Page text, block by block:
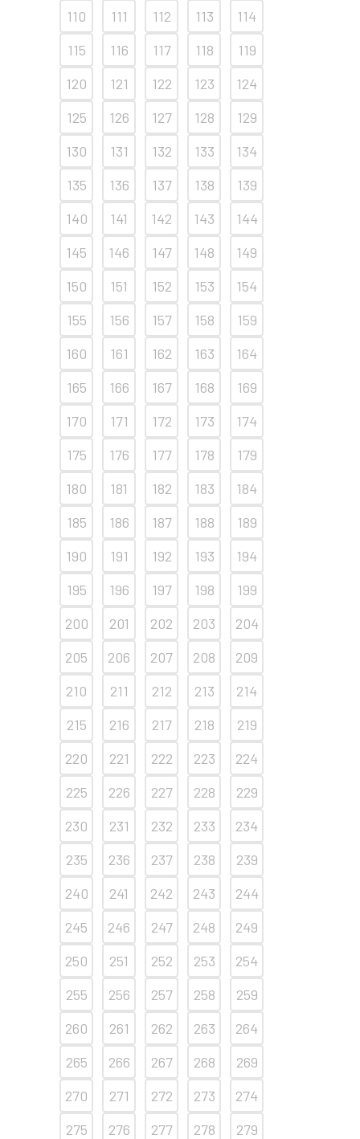
110
111 112 113
114
115
116 117 118
119
120
121 122 123
124
125
126 127 128
129
130
131 132 133
134
135
136 137 138
139
140
141 142 143
144
145
146 147 148
149
150
151 152 153
154
155
156 157 158
159
160
161 162 163
164
165
166 167 168
169
170
171 172 173
174
175
176 177 178
179
180
181 182 183
184
185
186 187 188
189
190
191 192 193
194
195
196 197 198
199
200
201 202 203
204
205
206 207 208
209
210
211 212 213
214
215
216 217 218
219
220
221 222 223
224
225
226 227 228
229
230
231 232 233
234
235
236 237 238
239
240
241 242 243
244
245
246 247 248
249
250
251 252 253
254
255
256 257 258
259
260
261 262 263
264
265
266 267 268
269
270
271 272 273
274
275
276 277 278
279